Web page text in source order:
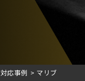
対応事例 > マリブ